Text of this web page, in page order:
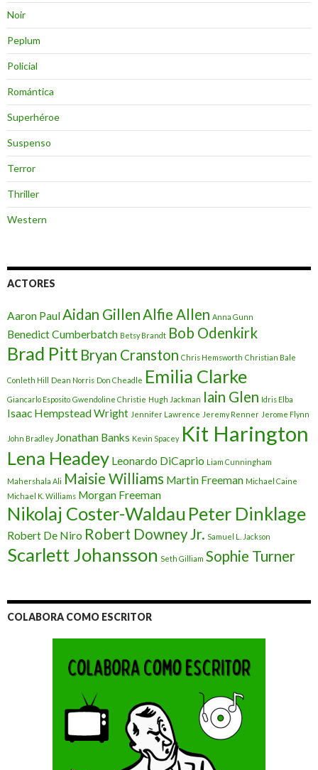
Noir
Peplum
Policial
Romántica
Superhéroe
Suspenso
Terror
Thriller
Western
ACTORES
Aaron PaulAidan GillenAlfie Allen Anna Gunn
Benedict Cumberbatch Betsy Brandt Bob Odenkirk
Brad Pitt Bryan Cranston Chris Hemsworth Christian Bale
Conleth Hill Dean Norris Don Cheadle Emilia Clarke
Giancarlo Esposito Gwendoline Christie Hugh Jackman Iain Glen Idris Elba
Isaac Hempstead Wright Jennifer Lawrence Jeremy Renner Jerome Flynn
John Bradley Jonathan Banks Kevin Spacey Kit Harington
Lena Headey Leonardo DiCaprio Liam Cunningham
Mahershala Ali Maisie Williams Martin Freeman Michael Caine
Michael K. Williams Morgan Freeman
Nikolaj Coster-Waldau Peter Dinklage
Robert De Niro Robert Downey Jr. Samuel L. Jackson
Scarlett Johansson Seth Gilliam Sophie Turner
COLABORA COMO ESCRITOR